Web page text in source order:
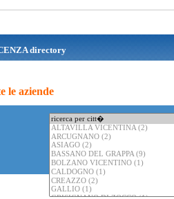
directory
le aziende